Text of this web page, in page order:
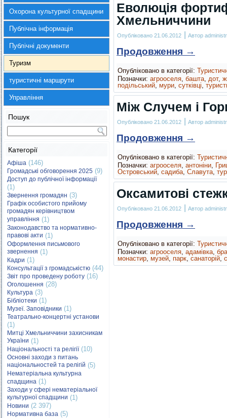
Охорона культурної спадщини
Публічна інформація
Публічні документи
Туризм
туристичні маршрути
Управління
Пошук
Категорії
Афіша (146)
Громадські обговорення 2025 (9)
Доступ до публічної інформації
(1)
Звернення громадян (3)
Графік особистого прийому
громадян керівництвом
управління (1)
Законодавство та нормативно-
правові акти (1)
Оформлення письмового
звернення (1)
Кадри (1)
Консультації з громадськістю (44)
Звіт про проведену роботу (16)
Оголошення (28)
Культура (3)
Бібліотеки (1)
Музеї. Заповідники (1)
Театрально-концертні установи
(1)
Митці Хмельниччини захисникам
України (1)
Національності та релігії(10)
Основні заходи з питань
національностей та релігій (5)
Нематеріальна культурна
спадщина (1)
Заходи у сфері нематеріальної
культурної спадщини (1)
Новини (2 397)
Нормативна база (5)
Еволюція
Хмельниччини
Опубліковано 21.06.2012 | Автор
Продовження →
Опубліковано в категорії:
Позначки: агрооселя, башта, дот,
подільський, мури, сутківці,
Між Случем і
Опубліковано 21.06.2012 | Автор
Продовження →
Опубліковано в категорії:
Позначки: агрооселя, антоніни,
Островський, садиба, Славута,
Оксамитові
Опубліковано 21.06.2012 | Автор
Продовження →
Опубліковано в категорії:
Позначки: агрооселя, адамівка,
монастир, музей, парк, санаторій,